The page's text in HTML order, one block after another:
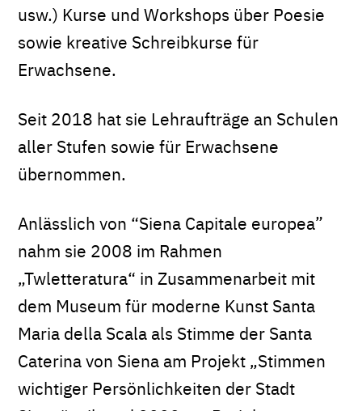
usw.) Kurse und Workshops über Poesie
sowie kreative Schreibkurse für
Erwachsene.
Seit 2018 hat sie Lehraufträge an Schulen
aller Stufen sowie für Erwachsene
übernommen.
Anlässlich von “Siena Capitale europea”
nahm sie 2008 im Rahmen
„Twletteratura“ in Zusammenarbeit mit
dem Museum für moderne Kunst Santa
Maria della Scala als Stimme der Santa
Caterina von Siena am Projekt „Stimmen
wichtiger Persönlichkeiten der Stadt